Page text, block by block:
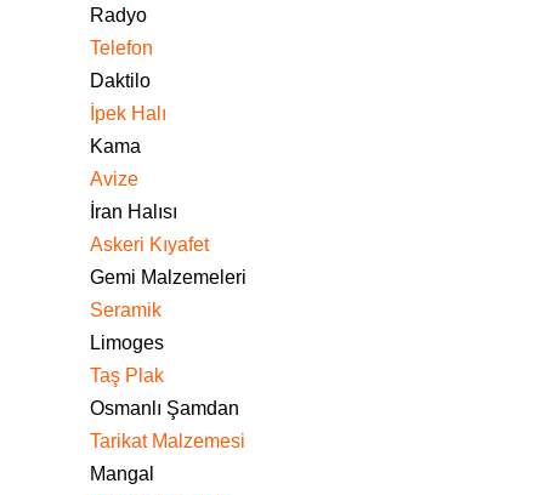
Radyo
Telefon
Daktilo
İpek Halı
Kama
Avize
İran Halısı
Askeri Kıyafet
Gemi Malzemeleri
Seramik
Limoges
Taş Plak
Osmanlı Şamdan
Tarikat Malzemesi
Mangal